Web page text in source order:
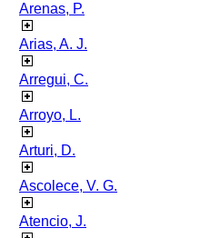
Arenas, P.
Arias, A. J.
Arregui, C.
Arroyo, L.
Arturi, D.
Ascolece, V. G.
Atencio, J.